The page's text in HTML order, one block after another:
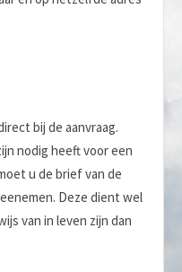
bij de aanvraag.
nodig heeft voor een
u de brief van de
Deze dient wel
van in leven zijn dan